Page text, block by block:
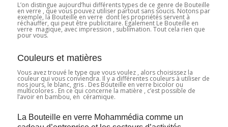
L’on distingue aujourd’hui différents types de ce genre de Bouteille
en verre , que vous pouvez utiliser partout sans soucis. Notons par
exemple, la Bouteille en verre dont les propriétés servent à
réchauffer, qui peut être publicitaire. Egalement Le Bouteille en
verre magique, avec impression , sublimation. Tout cela rien que
pour vous.
Couleurs et matières
Vous avez trouvé le type que vous voulez , alors choisissez la
couleur qui vous conviendra. Il y a différentes couleurs à utiliser de
nos jours, le blanc, gris . Des Bouteille en verre bicolor ou
multicolores . En ce qui concerne la matière , c’est possible de
l’avoir en bambou, en céramique.
La Bouteille en verre Mohammédia comme un